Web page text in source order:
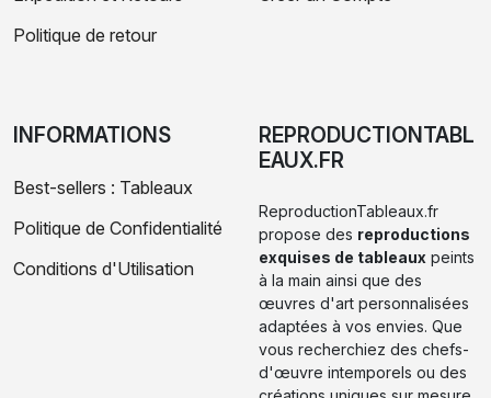
Politique de retour
INFORMATIONS
Best-sellers : Tableaux
Politique de Confidentialité
Conditions d'Utilisation
REPRODUCTIONTABL
EAUX.FR
ReproductionTableaux.fr
propose des reproductions
exquises de tableaux peints
à la main ainsi que des
œuvres d'art personnalisées
adaptées à vos envies. Que
vous recherchiez des chefs-
d'œuvre intemporels ou des